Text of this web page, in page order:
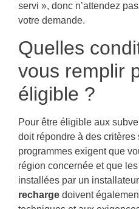
servi », donc n’attendez
votre demande.
Quelles
vous remplir
éligible ?
Pour être éligible aux
doit répondre à des
programmes exigent que
région concernée et que
installées par un
recharge doivent